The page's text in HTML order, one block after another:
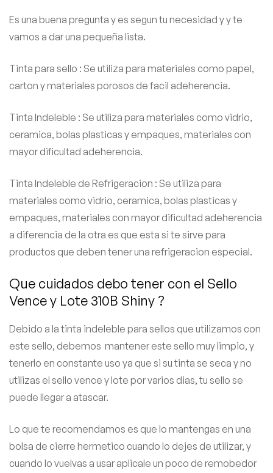
Es una buena pregunta y es segun tu necesidad y y te
vamos a dar una pequeña lista.
Tinta para sello : Se utiliza para materiales como papel,
carton y materiales porosos de facil adeherencia.
Tinta Indeleble : Se utiliza para materiales como vidrio,
ceramica, bolas plasticas y empaques, materiales con
mayor dificultad adeherencia.
Tinta Indeleble de Refrigeracion : Se utiliza para
materiales como vidrio, ceramica, bolas plasticas y
empaques, materiales con mayor dificultad adeherencia
a diferencia de la otra es que esta si te sirve para
productos que deben tener una refrigeracion especial.
Que cuidados debo tener con el Sello
Vence y Lote 310B Shiny ?
Debido a la tinta indeleble para sellos que utilizamos con
este sello, debemos mantener este sello muy limpio, y
tenerlo en constante uso ya que si su tinta se seca y no
utilizas el sello vence y lote por varios dias, tu sello se
puede llegar a atascar.
Lo que te recomendamos es que lo mantengas en una
bolsa de cierre hermetico cuando lo dejes de utilizar, y
cuando lo vuelvas a usar aplicale un poco de remobedor